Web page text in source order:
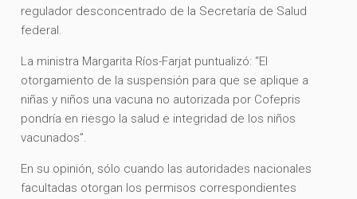
regulador desconcentrado de la Secretaría de Salud
federal.
La ministra Margarita Ríos-Farjat puntualizó: “El
otorgamiento de la suspensión para que se aplique a
niñas y niños una vacuna no autorizada por Cofepris
pondría en riesgo la salud e integridad de los niños
vacunados”.
En su opinión, sólo cuando las autoridades nacionales
facultadas otorgan los permisos correspondientes